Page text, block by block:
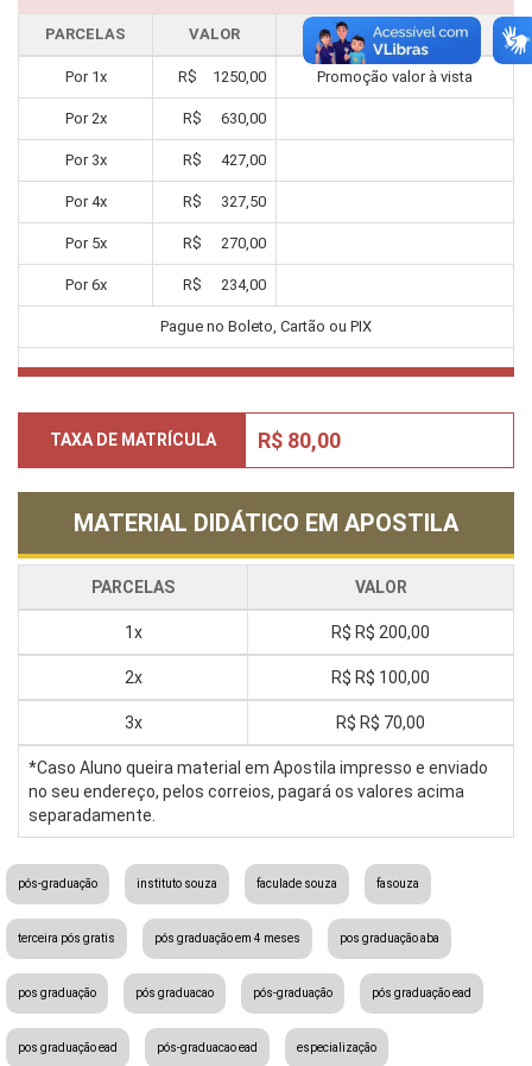
PARCELAS VALOR DESCONTO
Por 1x R$ 1250,00 Promoção valor à vista
Por 2x R$ 630,00
Por 3x R$ 427,00
Por4x R$ 327,50
Por 5x R$ 270,00
Por6x R$ 234,00
Pague no Boleto, Cartão ou PIX
TAXA DE MATRÍCULA R$ 80,00
MATERIAL DIDÁTICO EM APOSTILA
PARCELAS VALOR
1x R$ R$ 200,00
2x R$ R$ 100,00
3x R$ R$ 70,00
*Caso Aluno queira material em Apostila impresso e enviado
no seu endereço, pelos correios, pagará os valores acima
separadamente.
pós-graduação instituto souza faculade souza fasouza
terceira pós gratis pós graduação em 4 meses pos graduação aba
pos graduação pós graduacao pós-graduação pós graduação ead
pos graduação ead pós-graduacao ead especialização